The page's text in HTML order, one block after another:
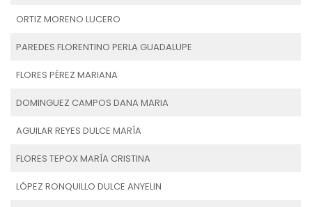
ORTIZ MORENO LUCERO
PAREDES FLORENTINO PERLA GUADALUPE
FLORES PÉREZ MARIANA
DOMINGUEZ CAMPOS DANA MARIA
AGUILAR REYES DULCE MARÍA
FLORES TEPOX MARÍA CRISTINA
LÓPEZ RONQUILLO DULCE ANYELIN